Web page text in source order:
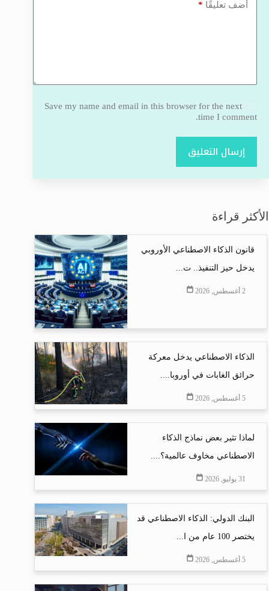
أضف تعليقًا *
Save my name and email in this browser for the next
time I comment.
إرسال التعليق
الأكثر قراءة
قانون الذكاء الاصطناعي الأوروبي
يدخل حيز التنفيذ.. ت...
2 أغسطس, 2026
الذكاء الاصطناعي يدخل معركة
حرائق الغابات في أوروبا....
5 أغسطس, 2026
لماذا تثير بعض نماذج الذكاء
الاصطناعي مخاوف عالمية؟....
31 يوليو, 2026
البنك الدولي: الذكاء الاصطناعي قد
يختصر 100 عام من ا...
5 أغسطس, 2026